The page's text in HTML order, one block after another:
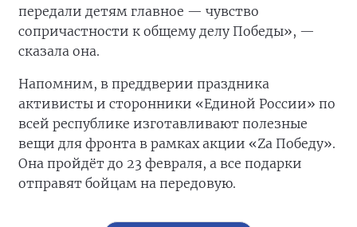
передали детям главное — чувство
сопричастности к общему делу Победы», —
сказала она.
Напомним, в преддверии праздника
активисты и сторонники «Единой России» по
всей республике изготавливают полезные
вещи для фронта в рамках акции «Zа Победу».
Она пройдёт до 23 февраля, а все подарки
отправят бойцам на передовую.